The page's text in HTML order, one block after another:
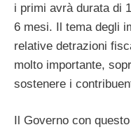
i primi avrà durata di
6 mesi. Il tema degli
relative detrazioni
molto importante,
sostenere i
Il Governo con